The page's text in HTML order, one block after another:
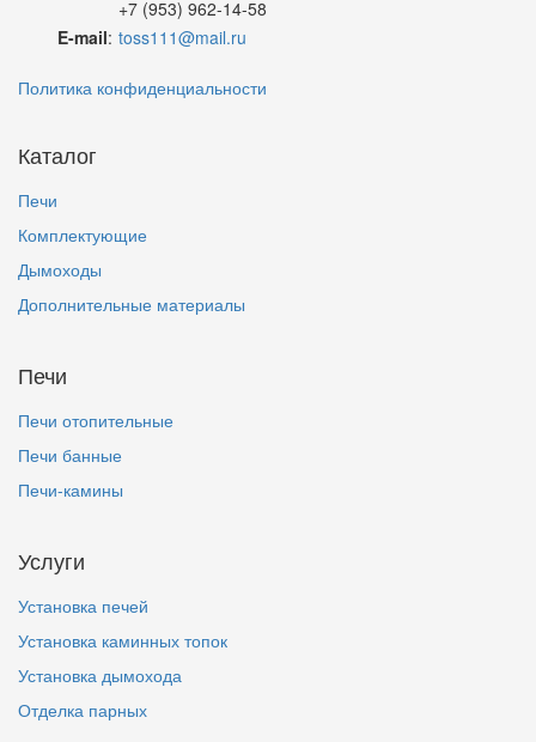
+7 (953) 962-14-58
E-mail: toss111@mail.ru
Политика конфиденциальности
Каталог
Печи
Комплектующие
Дымоходы
Дополнительные материалы
Печи
Печи отопительные
Печи банные
Печи-камины
Услуги
Установка печей
Установка каминных топок
Установка дымохода
Отделка парных